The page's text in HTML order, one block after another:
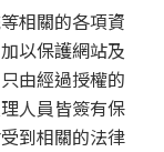
相關的各項資
以保護網站及
由經過授權的
人員皆簽有保
到相關的法律